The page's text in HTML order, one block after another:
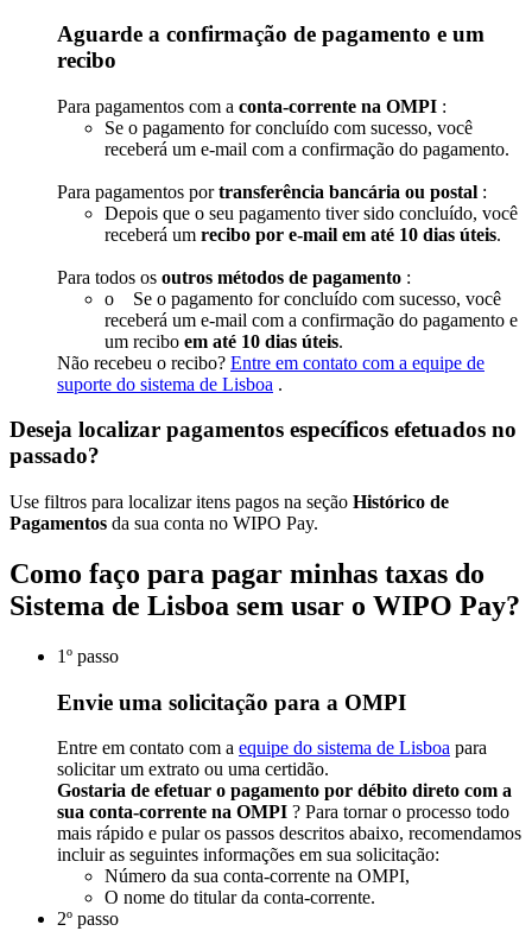
Aguarde a confirmação de pagamento e um
recibo
Para pagamentos com a conta-corrente na OMPI :
Se o pagamento for concluído com sucesso, você
receberá um e-mail com a confirmação do pagamento.
Para pagamentos portransferência bancária ou postal :​​​​​​​
Depois que o seu pagamento tiver sido concluído, você
receberá um recibo por e-mail em até 10 dias úteis.
Para todos os outros métodos de pagamento :​​​​​​​
o Se o pagamento for concluído com sucesso, você
receberá um e-mail com a confirmação do pagamento e
um recibo em até 10 dias úteis.
Não recebeu o recibo? Entre em contato com a equipe de
suporte do sistema de Lisboa .
Deseja localizar pagamentos específicos efetuados no
passado?
Use filtros para localizar itens pagos na seção Histórico de
Pagamentos da sua conta no WIPO Pay.
Como faço para pagar minhas taxas do
Sistema de Lisboa sem usar o WIPO Pay?
1º passo
Envie uma solicitação para a OMPI
Entre em contato com a equipe do sistema de Lisboa para
solicitar um extrato ou uma certidão.
Gostaria de efetuar o pagamento por débito direto com a
sua conta-corrente na OMPI ? Para tornar o processo todo
mais rápido e pular os passos descritos abaixo, recomendamos
incluir as seguintes informações em sua solicitação:​​​​​​​
Número da sua conta-corrente na OMPI,
O nome do titular da conta-corrente.
2º passo